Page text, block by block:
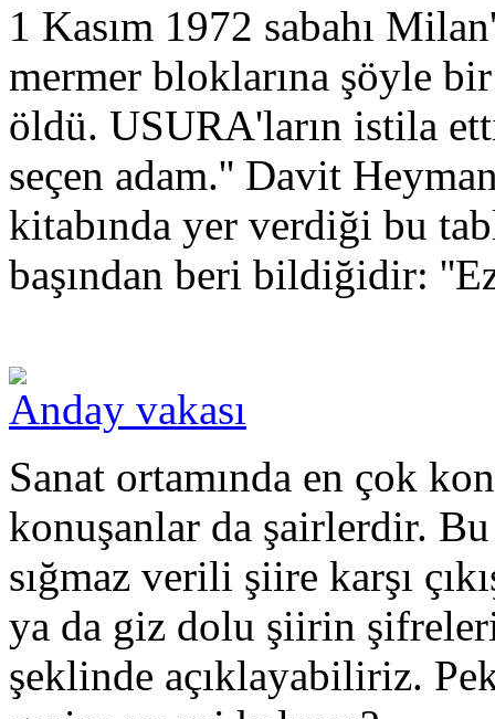
1 Kasım 1972 sabahı
mermer bloklarına şöyle
öldü. USURA'ların istila
seçen adam.'' Davit
kitabında yer verdiği bu
başından beri bildiğidir:
Anday vakası
Sanat ortamında en çok
konuşanlar da şairlerdir.
sığmaz verili şiire karşı
ya da giz dolu şiirin
şeklinde açıklayabiliriz.